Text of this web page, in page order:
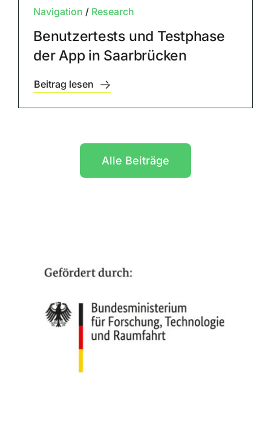
Navigation / Research
Benutzertests und Testphase
der App in Saarbrücken
Beitrag lesen
Alle Beiträge